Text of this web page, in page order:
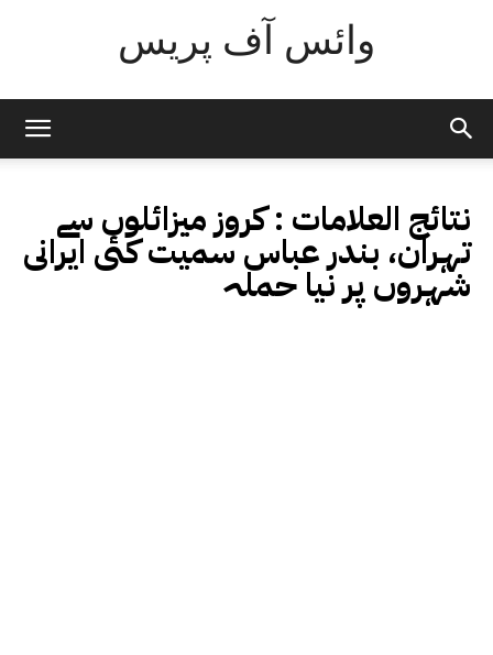
وائس آف پریس
نتائج العلامات :کروز میزائلوں سے
تہران، بندر عباس سمیت کئی ایرانی
شہروں پر نیا حملہ